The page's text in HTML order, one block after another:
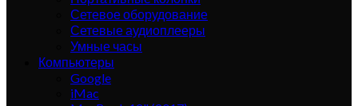
Сетевое оборудование
Сетевые аудиоплееры
Умные часы
Компьютеры
Google
iMac